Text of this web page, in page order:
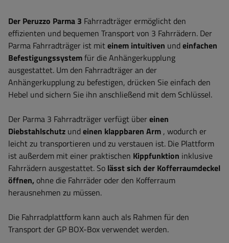
Der Peruzzo Parma 3 Fahrradträger ermöglicht den
effizienten und bequemen Transport von 3 Fahrrädern. Der
Parma Fahrradträger ist miteinem intuitiven undeinfachen
Befestigungssystemfür die Anhängerkupplung
ausgestattet. Um den Fahrradträger an der
Anhängerkupplung zu befestigen, drücken Sie einfach den
Hebel und sichern Sie ihn anschließend mit dem Schlüssel.
Der Parma 3 Fahrradträger verfügt übereinen
Diebstahlschutz undeinen klappbaren Arm , wodurch er
leicht zu transportieren und zu verstauen ist. Die Plattform
ist außerdem mit einer praktischen Kippfunktion inklusive
Fahrrädern ausgestattet. So lässt sich der Kofferraumdeckel
öffnen, ohne die Fahrräder oder den Kofferraum
herausnehmen zu müssen.
Die Fahrradplattform kann auch als Rahmen für den
Transport der GP BOX-Box verwendet werden.